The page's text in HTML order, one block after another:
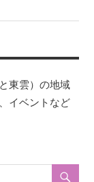
東雲）の地域
イベントなど